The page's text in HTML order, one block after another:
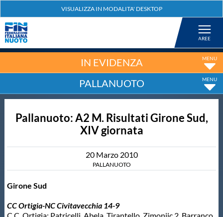
Nuoto
Tuffi
Salvamento
IN EVIDENZA
PALLANUOTO
Pallanuoto: A2 M. Risultati Girone Sud,
XIV giornata
20 Marzo 2010
PALLANUOTO
Girone Sud
CC Ortigia-NC Civitavecchia 14-9